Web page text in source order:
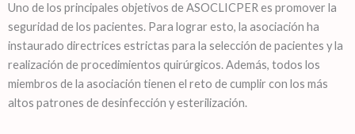
Uno de los principales objetivos de ASOCLICPER es promover la
seguridad de los pacientes. Para lograr esto, la asociación ha
instaurado directrices estrictas para la selección de pacientes y la
realización de procedimientos quirúrgicos. Además, todos los
miembros de la asociación tienen el reto de cumplir con los más
altos patrones de desinfección y esterilización.